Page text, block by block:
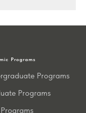
Programs
Programs
Programs